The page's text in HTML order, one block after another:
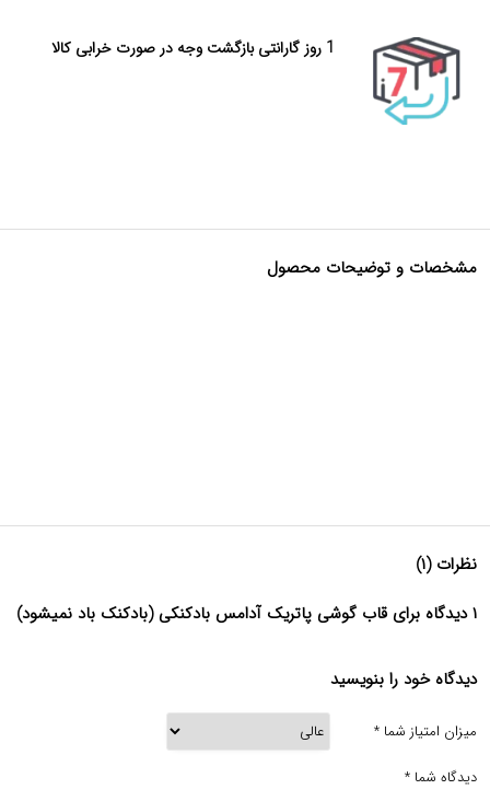
1 روز گارانتی بازگشت وجه در صورت خرابی کالا
مشخصات و توضیحات محصول
نظرات (۱)
۱ دیدگاه برای قاب گوشی پاتریک آدامس بادکنکی (بادکنک باد نمیشود)
دیدگاه خود را بنویسید
میزان امتیاز شما *
دیدگاه شما *